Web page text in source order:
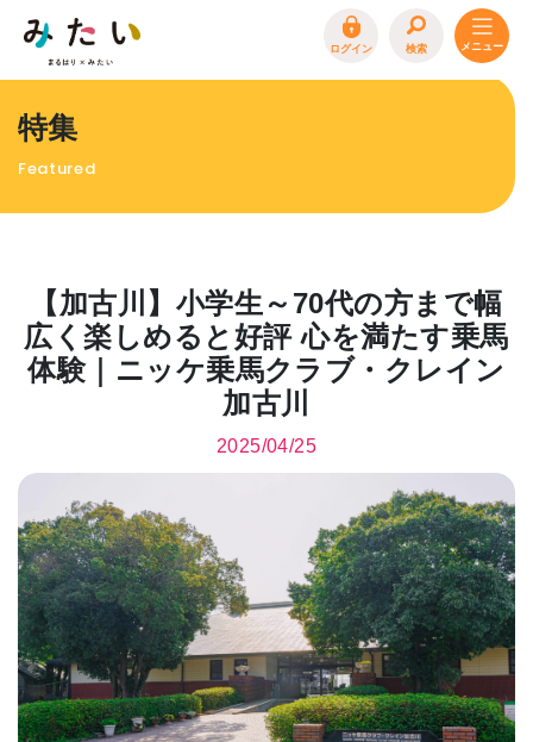
ログイン 検索
特集
エリア特集
まるはり×みたい お問合わせ イベント情報募集
FAQ
特集
Featured
【加古川】小学生～70代の方まで幅
広く楽しめると好評 心を満たす乗馬
体験｜ニッケ乗馬クラブ・クレイン
加古川
2025/04/25